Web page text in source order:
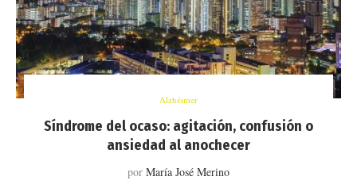
Alzhéimer
Síndrome del ocaso: agitación, confusión o
ansiedad al anochecer
por María José Merino